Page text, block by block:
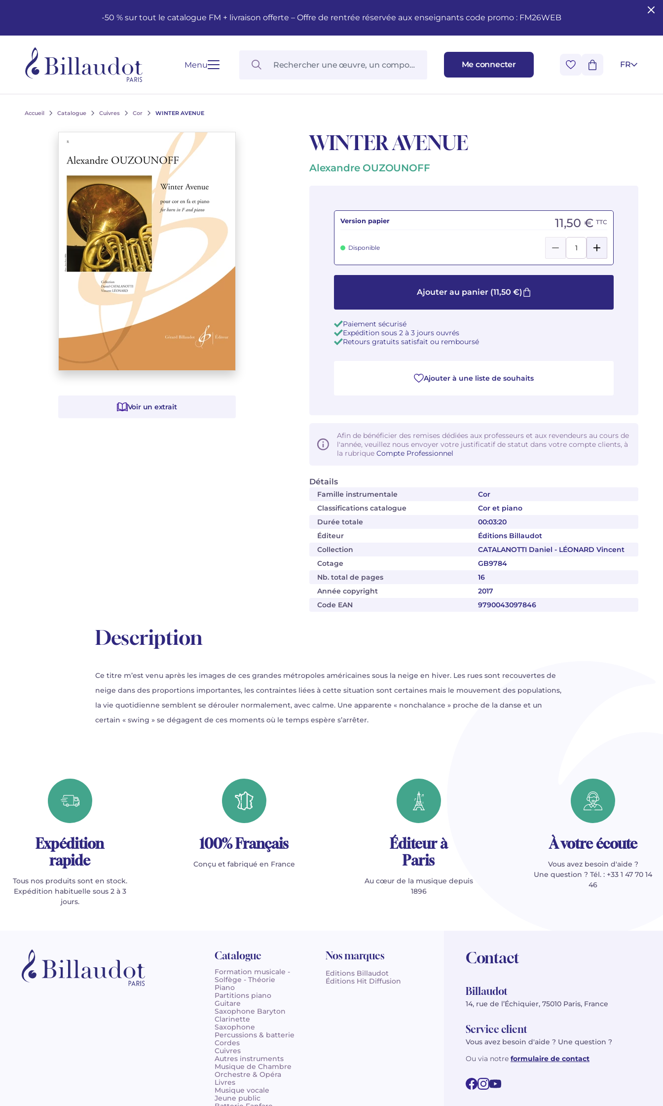
-50 % sur tout le catalogue FM + livraison offerte – Offre de rentrée réservée aux enseignants code promo : FM26WEB
Menu Me connecter FR
Accueil Catalogue Cuivres Cor WINTER AVENUE
WINTER AVENUE
Alexandre OUZOUNOFF
Détails
Famille instrumentale
Cor
Classifications catalogue
Cor et piano
Durée totale
00:03:20
Éditeur
Éditions Billaudot
Collection
CATALANOTTI Daniel - LÉONARD Vincent
Cotage
GB9784
Nb. total de pages
16
Année copyright
2017
Code EAN
9790043097846
Version papier 11,50 € TTC
Disponible
Ajouter au panier(11,50 €)
Paiement sécurisé
Expédition sous 2 à 3 jours ouvrés
Retours gratuits satisfait ou remboursé
Ajouter à une liste de souhaits
Afin de bénéficier des remises dédiées aux professeurs et aux revendeurs au cours de
l'année, veuillez nous envoyer votre justificatif de statut dans votre compte clients, à
la rubrique Compte Professionnel
Voir un extrait
Description
Ce titre m’est venu après les images de ces grandes métropoles américaines sous la neige en hiver. Les rues sont recouvertes de
neige dans des proportions importantes, les contraintes liées à cette situation sont certaines mais le mouvement des populations,
la vie quotidienne semblent se dérouler normalement, avec calme. Une apparente « nonchalance » proche de la danse et un
certain « swing » se dégagent de ces moments où le temps espère s’arrêter.
Expédition
rapide
Tous nos produits sont en stock.
Expédition habituelle sous 2 à 3
jours.
100% Français
Conçu et fabriqué en France
Éditeur à
Paris
Au cœur de la musique depuis
1896
À votre écoute
Vous avez besoin d'aide ?
Une question ? Tél. : +33 1 47 70 14
46
Catalogue
Formation musicale -
Solfège - Théorie
Piano
Partitions piano
Guitare
Saxophone Baryton
Clarinette
Saxophone
Percussions & batterie
Cordes
Cuivres
Autres instruments
Musique de Chambre
Orchestre & Opéra
Livres
Musique vocale
Jeune public
Nos marques
Editions Billaudot
Éditions Hit Diffusion
Contact
Billaudot
14, rue de l’Échiquier, 75010 Paris, France
Service client
Vous avez besoin d'aide ? Une question ?
Ou via notre formulaire de contact